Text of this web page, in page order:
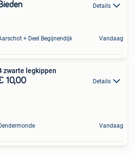
Details
+ Deel Begijnendijk Vandaag
zwarte legkippen
10,00 Details
Vandaag